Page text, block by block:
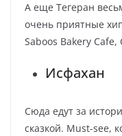
А еще Тегеран
очень приятные
Saboos Bakery
Исфахан
Сюда едут за
сказкой. Must-see,